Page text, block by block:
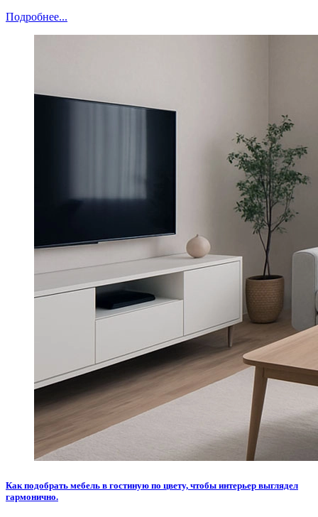
Подробнее...
Как подобрать мебель в гостиную по цвету, чтобы интерьер выглядел
гармонично.